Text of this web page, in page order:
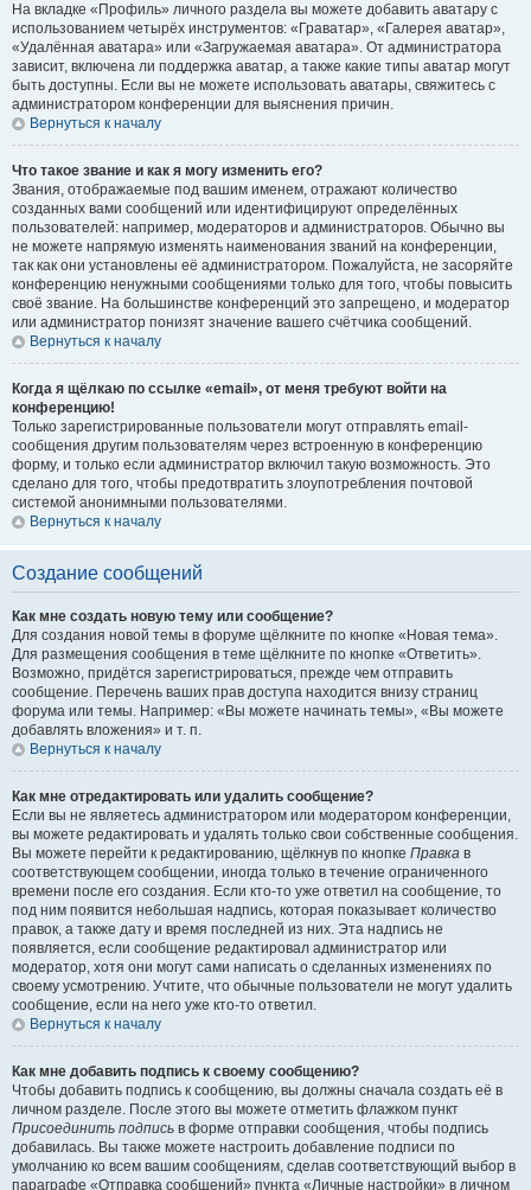
На вкладке «Профиль» личного раздела вы можете добавить аватару с
использованием четырёх инструментов: «Граватар», «Галерея аватар»,
«Удалённая аватара» или «Загружаемая аватара». От администратора
зависит, включена ли поддержка аватар, а также какие типы аватар могут
быть доступны. Если вы не можете использовать аватары, свяжитесь с
администратором конференции для выяснения причин.
Вернуться к началу
Что такое звание и как я могу изменить его?
Звания, отображаемые под вашим именем, отражают количество
созданных вами сообщений или идентифицируют определённых
пользователей: например, модераторов и администраторов. Обычно вы
не можете напрямую изменять наименования званий на конференции,
так как они установлены её администратором. Пожалуйста, не засоряйте
конференцию ненужными сообщениями только для того, чтобы повысить
своё звание. На большинстве конференций это запрещено, и модератор
или администратор понизят значение вашего счётчика сообщений.
Вернуться к началу
Когда я щёлкаю по ссылке «email», от меня требуют войти на
конференцию!
Только зарегистрированные пользователи могут отправлять email-
сообщения другим пользователям через встроенную в конференцию
форму, и только если администратор включил такую возможность. Это
сделано для того, чтобы предотвратить злоупотребления почтовой
системой анонимными пользователями.
Вернуться к началу
Создание сообщений
Как мне создать новую тему или сообщение?
Для создания новой темы в форуме щёлкните по кнопке «Новая тема».
Для размещения сообщения в теме щёлкните по кнопке «Ответить».
Возможно, придётся зарегистрироваться, прежде чем отправить
сообщение. Перечень ваших прав доступа находится внизу страниц
форума или темы. Например: «Вы можете начинать темы», «Вы можете
добавлять вложения» и т. п.
Вернуться к началу
Как мне отредактировать или удалить сообщение?
Если вы не являетесь администратором или модератором конференции,
вы можете редактировать и удалять только свои собственные сообщения.
Вы можете перейти к редактированию, щёлкнув по кнопке Правка в
соответствующем сообщении, иногда только в течение ограниченного
времени после его создания. Если кто-то уже ответил на сообщение, то
под ним появится небольшая надпись, которая показывает количество
правок, а также дату и время последней из них. Эта надпись не
появляется, если сообщение редактировал администратор или
модератор, хотя они могут сами написать о сделанных изменениях по
своему усмотрению. Учтите, что обычные пользователи не могут удалить
сообщение, если на него уже кто-то ответил.
Вернуться к началу
Как мне добавить подпись к своему сообщению?
Чтобы добавить подпись к сообщению, вы должны сначала создать её в
личном разделе. После этого вы можете отметить флажком пункт
Присоединить подпись в форме отправки сообщения, чтобы подпись
добавилась. Вы также можете настроить добавление подписи по
умолчанию ко всем вашим сообщениям, сделав соответствующий выбор в
параграфе «Отправка сообщений» пункта «Личные настройки» в личном